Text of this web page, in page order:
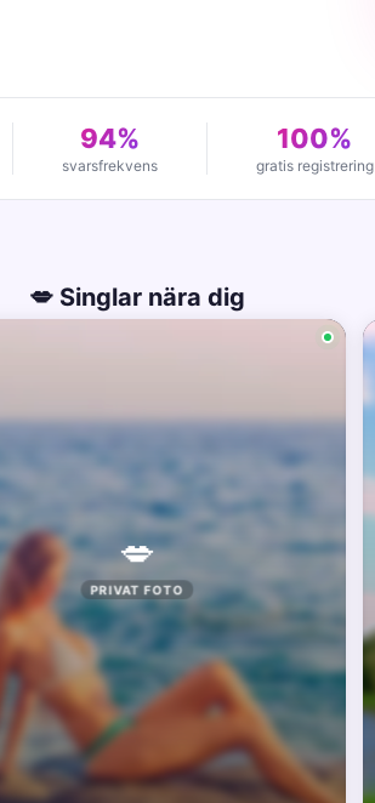
94%
svarsfrekvens
100%
gratis registrering
💋 Singlar nära dig
💋
PRIVAT FOTO